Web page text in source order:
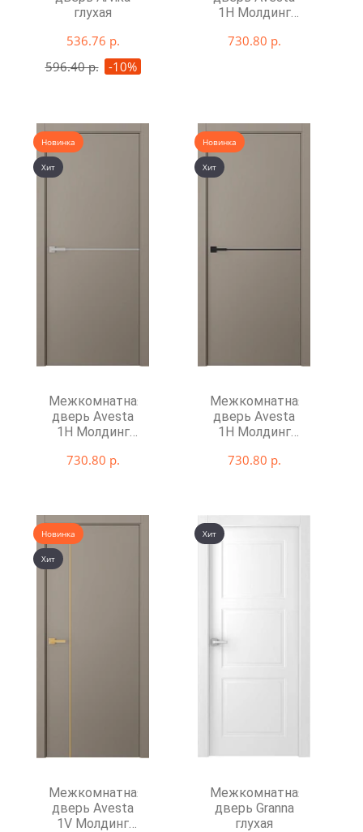
глухая
536.76 р.
596.40 р.
-10%
1H Молдинг
730.80 р.
Новинка
Хит
Межкомнатная
дверь Avesta
1H Молдинг
декоративные
730.80 р.
Новинка
Хит
Межкомнатная
дверь Avesta
1H Молдинг
декоративные
730.80 р.
Новинка
Хит
Межкомнатная
дверь Avesta
1V Молдинг
Хит
Межкомнатная
дверь Granna
глухая